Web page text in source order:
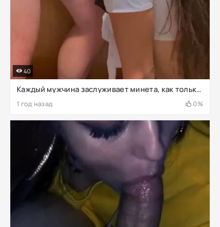
Каждый мужчина заслуживает минета, как только приходит с работы домой
1 год назад 0%
40